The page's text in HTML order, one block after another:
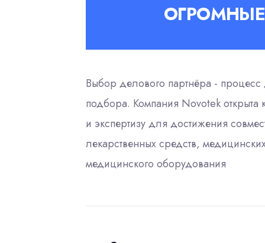
Выбор делового партнёра - процесс
подбора. Компания Novotek
и экспертизу для достижения
лекарственных средств,
медицинского оборудования